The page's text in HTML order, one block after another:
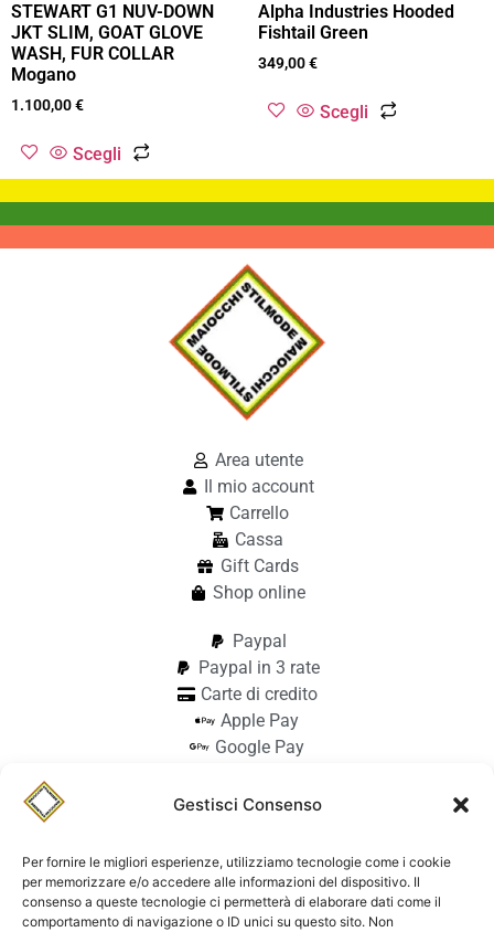
Gestisci Consenso
Per fornire le migliori esperienze, utilizziamo tecnologie come i cookie
per memorizzare e/o accedere alle informazioni del dispositivo. Il
consenso a queste tecnologie ci permetterà di elaborare dati come il
comportamento di navigazione o ID unici su questo sito. Non
STEWART G1 NUV-DOWN
JKT SLIM, GOAT GLOVE
WASH, FUR COLLAR
Mogano
1.100,00€
Scegli
Alpha Industries Hooded
Fishtail Green
349,00€
Scegli
Area utente
Il mio account
Carrello
Cassa
Gift Cards
Shop online
Paypal
Paypal in 3 rate
Carte di credito
Apple Pay
Google Pay
Pagamento alla consegna
StilmodeMaiocchi
© Stilmode Maiocchi 2026 | P.iva